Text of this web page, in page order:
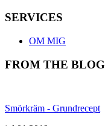
SERVICES
OM MIG
FROM THE BLOG
Smörkräm - Grundrecept